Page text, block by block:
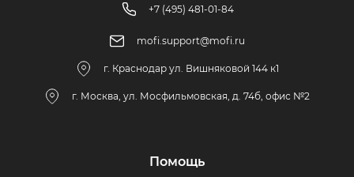
+7 (495) 481-01-84
mofi.support@mofi.ru
г. Краснодар ул. Вишняковой 144 к1
г. Москва, ул. Мосфильмовская, д. 74б, офис №2
Помощь